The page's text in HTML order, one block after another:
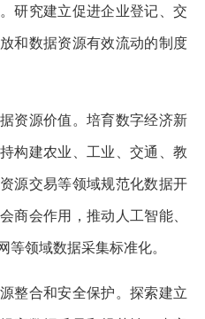
研究建立促进企业登记、交
和数据资源有效流动的制度
源价值。培育数字经济新
构建农业、工业、交通、教
源交易等领域规范化数据开
商会作用，推动人工智能、
等领域数据采集标准化。
合和安全保护。探索建立